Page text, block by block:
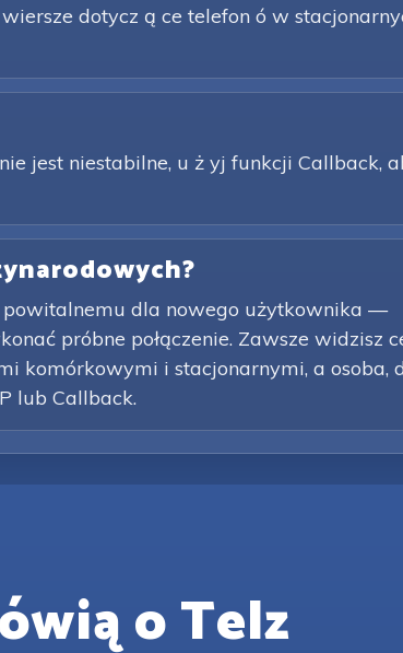
dotycz ą ce telefon ó w
jest niestabilne, u ż yj funkcji Callback,
powitalnemu dla nowego użytkownika —
próbne połączenie. Zawsze widzisz
komórkowymi i stacjonarnymi, a osoba,
lub Callback.
o Telz